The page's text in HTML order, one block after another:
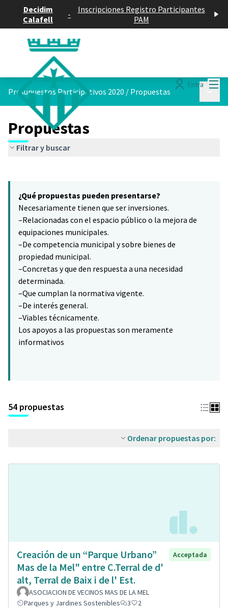
Decidim
Calafell
-
Inscripciones Registro Participantes
PAM
Entra
Presupuestos Participativos 2020 / Propuestas
Propuestas
Filtrar y buscar
−
¿Qué propuestas pueden presentarse?
Necesariamente tienen que ser inversiones.
–Relacionadas con el espacio público o la mejora de
equipaciones municipales.
–De competencia municipal y sobre bienes de
propiedad municipal.
–Concretas y que den respuesta a una necesidad
determinada.
–Que cumplan la normativa vigente.
–De interés general.
–Viables técnicamente.
Los apoyos a las propuestas son meramente
informativos
54 propuestas
Ordenar propuestas por:
Creación de un “Parque Urbano”
Mas de la Mel" entre C.Terral de d'
alt, Terral de Baix i de l' Est.
Acceptada
ASOCIACION DE VECINOS MAS DE LA MEL
Parques y Jardines Sostenibles
3 2